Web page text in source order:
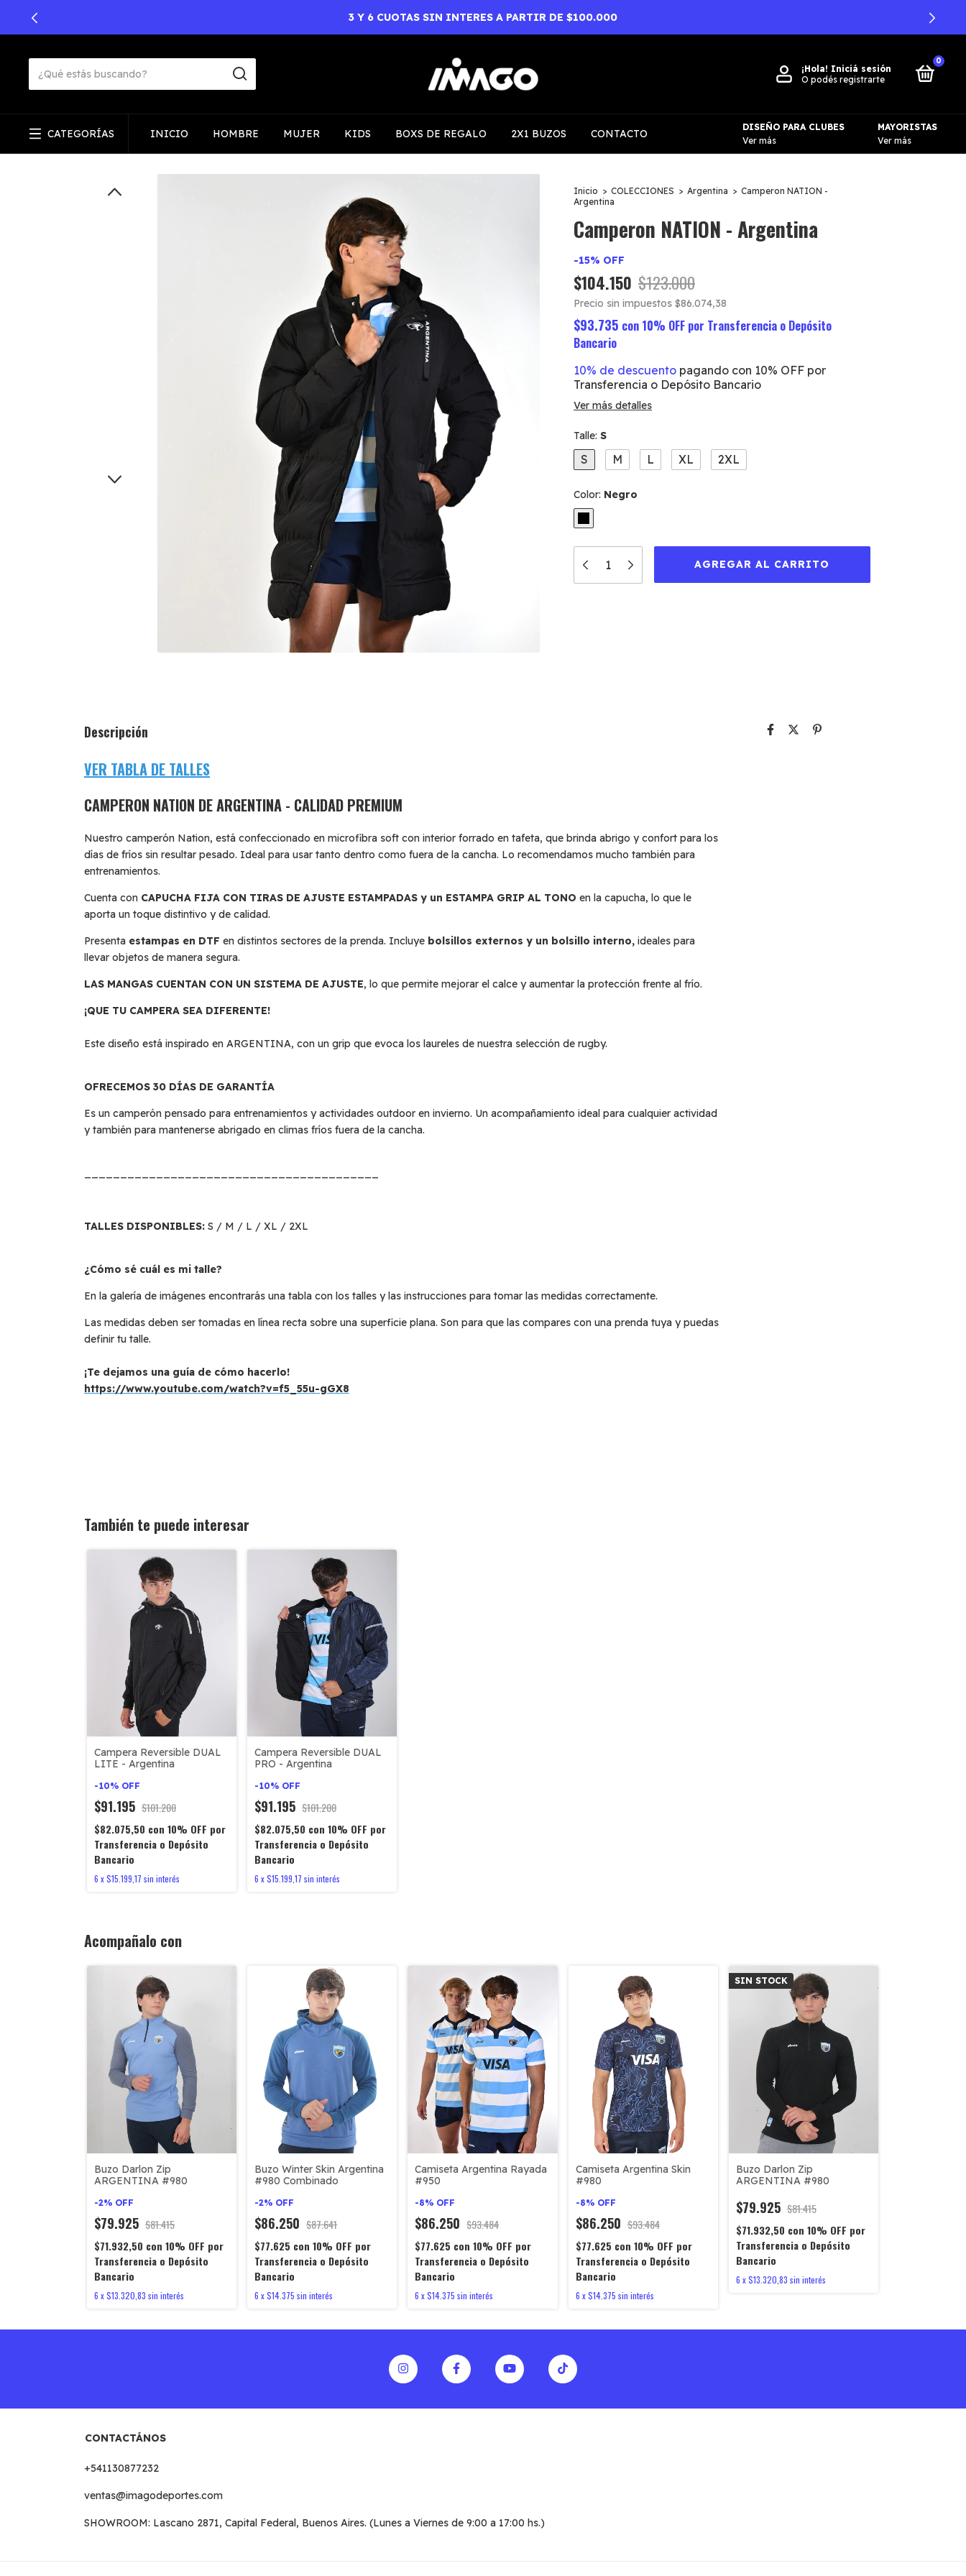
3 Y 6 CUOTAS SIN INTERES A PARTIR DE $100.000
¡Hola! Iniciá sesión
O podés registrarte
0
CATEGORÍAS INICIO HOMBRE MUJER KIDS BOXS DE REGALO 2X1 BUZOS CONTACTO
DISEÑO PARA CLUBES
Ver más
MAYORISTAS
Ver más
Inicio > COLECCIONES > Argentina > Camperon NATION -
Argentina
Camperon NATION - Argentina
-15% OFF
$104.150 $123.000
Precio sin impuestos $86.074,38
$93.735 con 10% OFF por Transferencia o Depósito
Bancario
10% de descuento pagando con 10% OFF por
Transferencia o Depósito Bancario
Ver más detalles
Talle: S
S M L XL 2XL
Color: Negro
Descripción
VER TABLA DE TALLES
CAMPERON NATION DE ARGENTINA - CALIDAD PREMIUM
Nuestro camperón Nation, está confeccionado en microfibra soft con interior forrado en tafeta, que brinda abrigo y confort para los
días de fríos sin resultar pesado. Ideal para usar tanto dentro como fuera de la cancha. Lo recomendamos mucho también para
entrenamientos.
Cuenta con CAPUCHA FIJA CON TIRAS DE AJUSTE ESTAMPADAS y un ESTAMPA GRIP AL TONO en la capucha, lo que le
aporta un toque distintivo y de calidad.
Presenta estampas en DTF en distintos sectores de la prenda. Incluye bolsillos externos y un bolsillo interno, ideales para
llevar objetos de manera segura.
LAS MANGAS CUENTAN CON UN SISTEMA DE AJUSTE, lo que permite mejorar el calce y aumentar la protección frente al frío.
¡QUE TU CAMPERA SEA DIFERENTE!
Este diseño está inspirado en ARGENTINA, con un grip que evoca los laureles de nuestra selección de rugby.
OFRECEMOS 30 DÍAS DE GARANTÍA
Es un camperón pensado para entrenamientos y actividades outdoor en invierno. Un acompañamiento ideal para cualquier actividad
y también para mantenerse abrigado en climas fríos fuera de la cancha.
TALLES DISPONIBLES: S / M / L / XL / 2XL
¿Cómo sé cuál es mi talle?
En la galería de imágenes encontrarás una tabla con los talles y las instrucciones para tomar las medidas correctamente.
Las medidas deben ser tomadas en línea recta sobre una superficie plana. Son para que las compares con una prenda tuya y puedas
definir tu talle.
¡Te dejamos una guía de cómo hacerlo!
https://www.youtube.com/watch?v=f5_55u-gGX8
También te puede interesar
Campera Reversible DUAL
LITE - Argentina
-10% OFF
$91.195 $101.200
$82.075,50 con 10% OFF por
Transferencia o Depósito
Bancario
6 x$15.199,17 sin interés
Campera Reversible DUAL
PRO - Argentina
-10% OFF
$91.195 $101.200
$82.075,50 con 10% OFF por
Transferencia o Depósito
Bancario
6 x$15.199,17 sin interés
Acompañalo con
Buzo Darlon Zip
ARGENTINA #980
-2% OFF
$79.925 $81.415
$71.932,50 con 10% OFF por
Transferencia o Depósito
Bancario
6 x$13.320,83 sin interés
Buzo Winter Skin Argentina
#980 Combinado
-2% OFF
$86.250 $87.641
$77.625 con 10% OFF por
Transferencia o Depósito
Bancario
6 x$14.375 sin interés
Camiseta Argentina Rayada
#950
-8% OFF
$86.250 $93.484
$77.625 con 10% OFF por
Transferencia o Depósito
Bancario
6 x$14.375 sin interés
Camiseta Argentina Skin
#980
-8% OFF
$86.250 $93.484
$77.625 con 10% OFF por
Transferencia o Depósito
Bancario
6 x$14.375 sin interés
SIN STOCK
Buzo Darlon Zip
ARGENTINA #980
$79.925 $81.415
$71.932,50 con 10% OFF por
Transferencia o Depósito
Bancario
6 x$13.320,83 sin interés
CONTACTÁNOS
+541130877232
ventas@imagodeportes.com
SHOWROOM: Lascano 2871, Capital Federal, Buenos Aires. (Lunes a Viernes de 9:00 a 17:00 hs.)